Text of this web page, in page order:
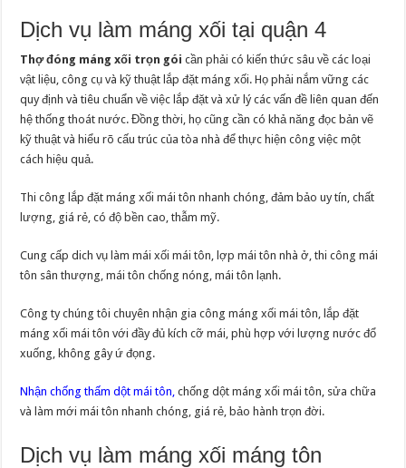
Dịch vụ làm máng xối tại quận 4
Thợ đóng máng xối trọn gói cần phải có kiến thức sâu về các loại
vật liệu, công cụ và kỹ thuật lắp đặt máng xối. Họ phải nắm vững các
quy định và tiêu chuẩn về việc lắp đặt và xử lý các vấn đề liên quan đến
hệ thống thoát nước. Đồng thời, họ cũng cần có khả năng đọc bản vẽ
kỹ thuật và hiểu rõ cấu trúc của tòa nhà để thực hiện công việc một
cách hiệu quả.
Thi công lắp đặt máng xối mái tôn nhanh chóng, đảm bảo uy tín, chất
lượng, giá rẻ, có độ bền cao, thẫm mỹ.
Cung cấp dich vụ làm mái xối mái tôn, lợp mái tôn nhà ở, thi công mái
tôn sân thượng, mái tôn chống nóng, mái tôn lạnh.
Công ty chúng tôi chuyên nhận gia công máng xối mái tôn, lắp đặt
máng xối mái tôn với đầy đủ kích cỡ mái, phù hợp với lượng nước đổ
xuống, không gây ứ đọng.
Nhận chống thấm dột mái tôn, chống dột máng xối mái tôn, sửa chữa
và làm mới mái tôn nhanh chóng, giá rẻ, bảo hành trọn đời.
Dịch vụ làm máng xối máng tôn